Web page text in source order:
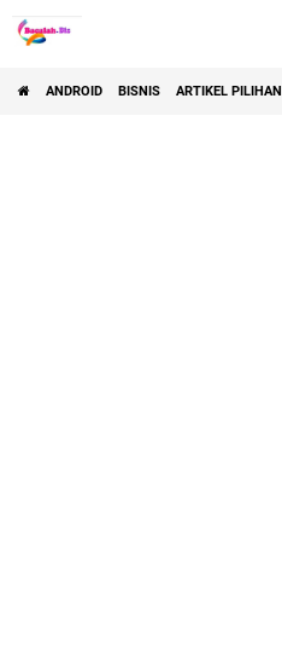
ANDROID BISNIS ARTIKEL PILIHAN